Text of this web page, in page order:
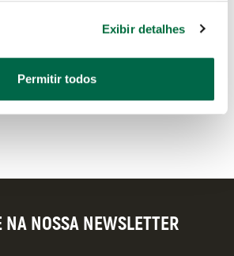
Exibir detalhes
Permitir todos
ST09505SJ
NA NOSSA NEWSLETTER